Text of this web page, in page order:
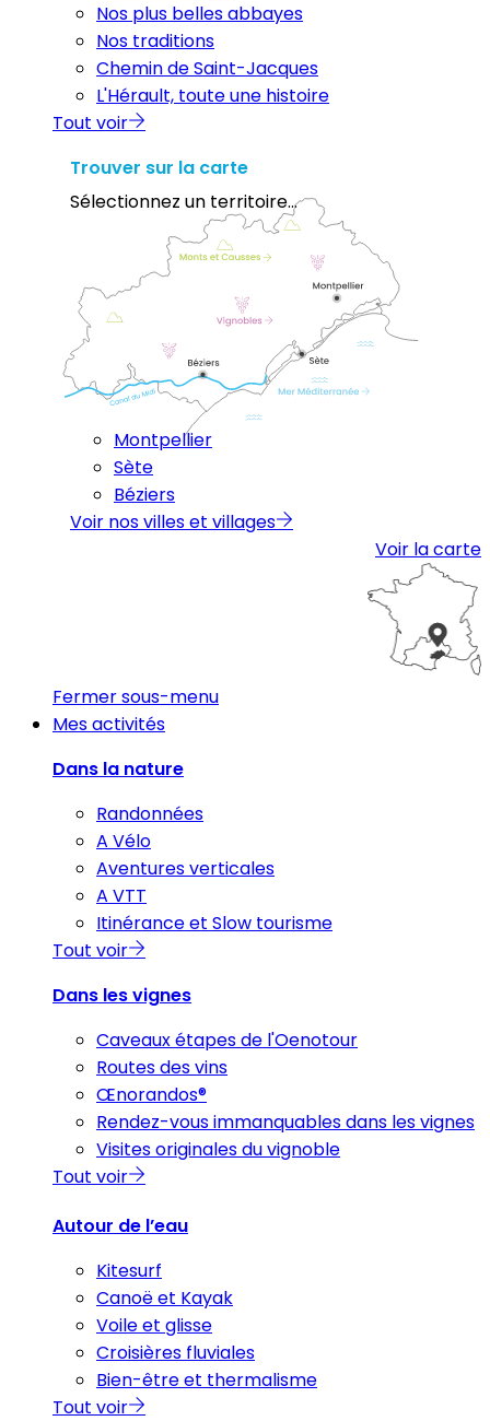
Nos plus belles abbayes
Nos traditions
Chemin de Saint-Jacques
L'Hérault, toute une histoire
Tout voir
Trouver sur la carte
Sélectionnez un territoire...
Montpellier
Sète
Béziers
Voir nos villes et villages
Voir la carte
Fermer sous-menu
Mes activités
Dans la nature
Randonnées
A Vélo
Aventures verticales
A VTT
Itinérance et Slow tourisme
Tout voir
Dans les vignes
Caveaux étapes de l'Oenotour
Routes des vins
Œnorandos®
Rendez-vous immanquables dans les vignes
Visites originales du vignoble
Tout voir
Autour de l’eau
Kitesurf
Canoë et Kayak
Voile et glisse
Croisières fluviales
Bien-être et thermalisme
Tout voir